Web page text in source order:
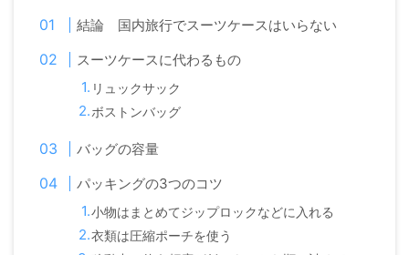
結論 国内旅行でスーツケースはいらない
スーツケースに代わるもの
リュックサック
ボストンバッグ
バッグの容量
パッキングの3つのコツ
小物はまとめてジップロックなどに入れる
衣類は圧縮ポーチを使う